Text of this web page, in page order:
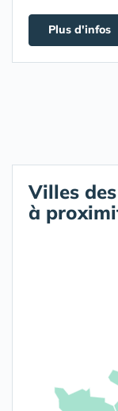
Plus d'infos
Villes des
à